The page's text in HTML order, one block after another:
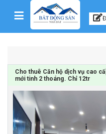
Skip to content
Cho thuê Căn hộ dịch vụ cao
mới tinh 2 thoáng. Chỉ 12tr